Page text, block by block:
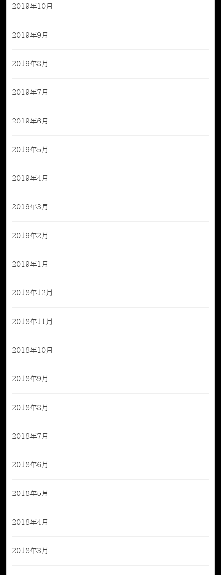
2019年10月
2019年9月
2019年8月
2019年7月
2019年6月
2019年5月
2019年4月
2019年3月
2019年2月
2019年1月
2018年12月
2018年11月
2018年10月
2018年9月
2018年8月
2018年7月
2018年6月
2018年5月
2018年4月
2018年3月